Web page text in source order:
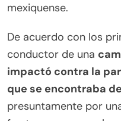
mexiquense.
De acuerdo con los
conductor de una
impactó contra la
que se encontraba
presuntamente por